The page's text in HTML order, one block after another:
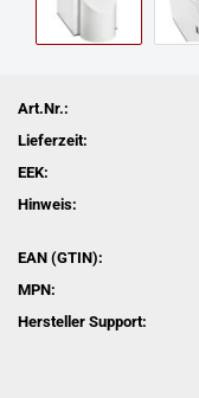
Art.Nr.:
Lieferzeit:
EEK:
Hinweis:
EAN (GTIN):
MPN:
Hersteller Support: